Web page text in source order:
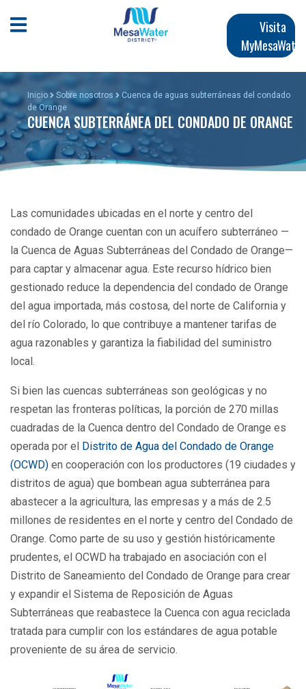
Navegación
Abrir menú móvil
Visita
MyMesaWater
Inicio Sobre nosotros
Cuenca de aguas subterráneas del condado
de Orange
CUENCA SUBTERRÁNEA DEL CONDADO DE ORANGE
Las comunidades ubicadas en el norte y centro del
condado de Orange cuentan con un acuífero subterráneo —
la Cuenca de Aguas Subterráneas del Condado de Orange—
para captar y almacenar agua. Este recurso hídrico bien
gestionado reduce la dependencia del condado de Orange
del agua importada, más costosa, del norte de California y
del río Colorado, lo que contribuye a mantener tarifas de
agua razonables y garantiza la fiabilidad del suministro
local.
Si bien las cuencas subterráneas son geológicas y no
respetan las fronteras políticas, la porción de 270 millas
cuadradas de la Cuenca dentro del Condado de Orange es
operada por el Distrito de Agua del Condado de Orange
(OCWD) en cooperación con los productores (19 ciudades y
distritos de agua) que bombean agua subterránea para
abastecer a la agricultura, las empresas y a más de 2.5
millones de residentes en el norte y centro del Condado de
Orange. Como parte de su uso y gestión históricamente
prudentes, el OCWD ha trabajado en asociación con el
Distrito de Saneamiento del Condado de Orange para crear
y expandir el Sistema de Reposición de Aguas
Subterráneas que reabastece la Cuenca con agua reciclada
tratada para cumplir con los estándares de agua potable
proveniente de su área de servicio.